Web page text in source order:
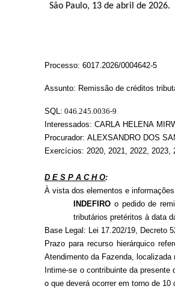
São Paulo, 13 de abril de 2026.
Processo:6017.2026/0004642-5
Assunto: Remissão de créditos
SQL: 046.245.0036-9
Interessados: CARLA HELENA
Procurador: ALEXSANDRO DOS
Exercícios: 2020, 2021, 2022, 2023,
D E S P A C H O:
À vista dos elementos e
INDEFIRO o pedidode
tributários pretéritos à data
Base Legal: Lei 17.202/19, Decreto
Prazo para recurso hierárquico
Atendimento da Fazenda,
Intime-se o contribuinte da presente
o que deverá ocorrer em torno de